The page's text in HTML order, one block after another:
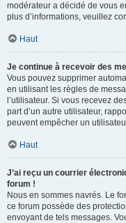
modérateur a décidé de vous
plus d’informations, veuillez
Haut
Je continue à recevoir des
Vous pouvez supprimer
en utilisant les règles de
l’utilisateur. Si vous recevez
part d’un autre utilisateur,
peuvent empêcher un
Haut
J’ai reçu un courrier
forum !
Nous en sommes navrés. Le
ce forum possède des
envoyant de tels messages.